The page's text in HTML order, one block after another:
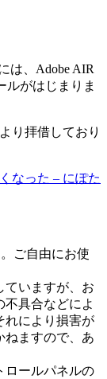
は、Adobe AIR
ルがはじまりま
り拝借しており
なった – にぽた
ご自由にお使
ていますが、お
具合などによ
れにより損害が
ねますので、あ
ロールパネルの